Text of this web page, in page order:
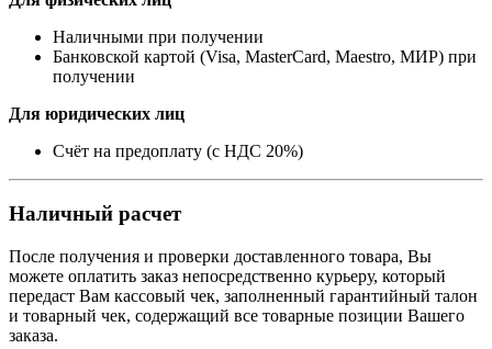
Наличными при получении
Банковской картой (Visa, MasterCard, Maestro, МИР) при
получении
Для юридических лиц
Счёт на предоплату (с НДС 20%)
Наличный расчет
После получения и проверки доставленного товара, Вы
можете оплатить заказ непосредственно курьеру, который
передаст Вам кассовый чек, заполненный гарантийный талон
и товарный чек, содержащий все товарные позиции Вашего
заказа.